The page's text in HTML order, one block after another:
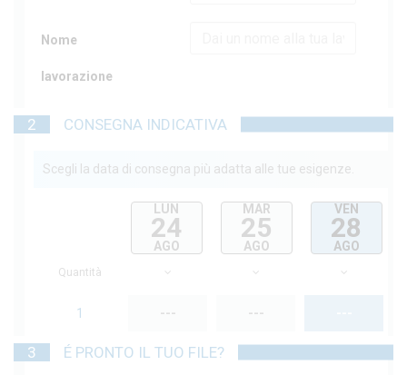
Nome
lavorazione
2 CONSEGNA INDICATIVA
Scegli la data di consegna più adatta alle tue esigenze.
LUN
24
AGO
MAR
25
AGO
VEN
28
AGO
Quantità
1 --- ---
3 É PRONTO IL TUO FILE?